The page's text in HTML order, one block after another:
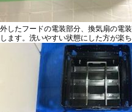
外したフードの電装部分、換気扇の電
します。 洗いやすい状態にした方が楽